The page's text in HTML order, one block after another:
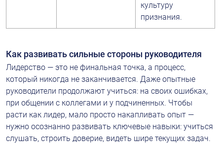
культуру
признания.
Как развивать сильные стороны руководителя
Лидерство — это не финальная точка, а процесс,
который никогда не заканчивается. Даже опытные
руководители продолжают учиться: на своих ошибках,
при общении с коллегами и у подчиненных. Чтобы
расти как лидер, мало просто накапливать опыт —
нужно осознанно развивать ключевые навыки: учиться
слушать, строить доверие, видеть шире текущих задач.